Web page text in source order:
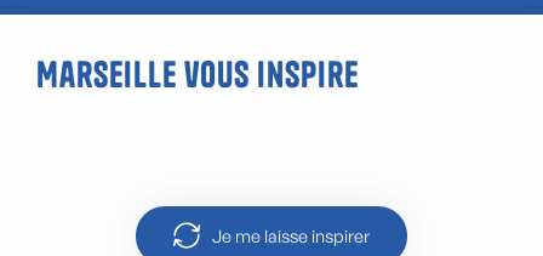
Marseille vous inspire
Je me laisse inspirer